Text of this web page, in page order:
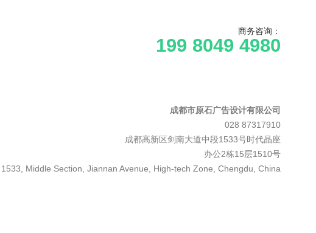
商务咨询：
199 8049 4980
成都市原石广告设计有限公司
028 87317910
成都高新区剑南大道中段1533号时代晶座
办公2栋15层1510号
1533, Middle Section, Jiannan Avenue, High-tech Zone, Chengdu, China